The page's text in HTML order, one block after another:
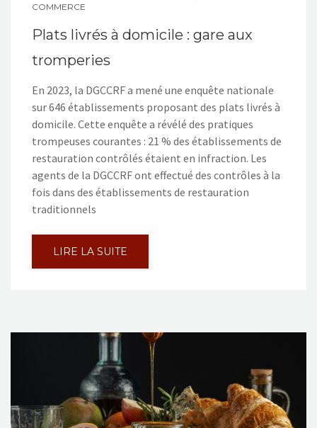
COMMERCE
Plats livrés à domicile : gare aux
tromperies
En 2023, la DGCCRF a mené une enquête nationale
sur 646 établissements proposant des plats livrés à
domicile. Cette enquête a révélé des pratiques
trompeuses courantes : 21 % des établissements de
restauration contrôlés étaient en infraction. Les
agents de la DGCCRF ont effectué des contrôles à la
fois dans des établissements de restauration
traditionnels
LIRE LA SUITE